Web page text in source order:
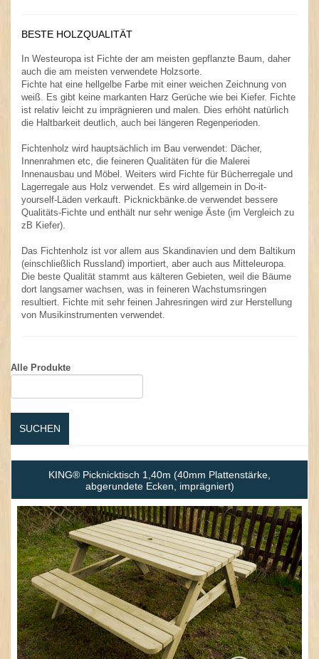
BESTE HOLZQUALITÄT
In Westeuropa ist Fichte der am meisten gepflanzte Baum, daher
auch die am meisten verwendete Holzsorte.
Fichte hat eine hellgelbe Farbe mit einer weichen Zeichnung von
weiß. Es gibt keine markanten Harz Gerüche wie bei Kiefer. Fichte
ist relativ leicht zu imprägnieren und malen. Dies erhöht natürlich
die Haltbarkeit deutlich, auch bei längeren Regenperioden.
Fichtenholz wird hauptsächlich im Bau verwendet: Dächer,
Innenrahmen etc, die feineren Qualitäten für die Malerei
Innenausbau und Möbel. Weiters wird Fichte für Bücherregale und
Lagerregale aus Holz verwendet. Es wird allgemein in Do-it-
yourself-Läden verkauft. Picknickbänke.de verwendet bessere
Qualitäts-Fichte und enthält nur sehr wenige Äste (im Vergleich zu
zB Kiefer).
Das Fichtenholz ist vor allem aus Skandinavien und dem Baltikum
(einschließlich Russland) importiert, aber auch aus Mitteleuropa.
Die beste Qualität stammt aus kälteren Gebieten, weil die Bäume
dort langsamer wachsen, was in feineren Wachstumsringen
resultiert. Fichte mit sehr feinen Jahresringen wird zur Herstellung
von Musikinstrumenten verwendet.
Alle Produkte
SUCHEN
KING® Picknicktisch 1,40m (40mm Plattenstärke,
abgerundete Ecken, imprägniert)